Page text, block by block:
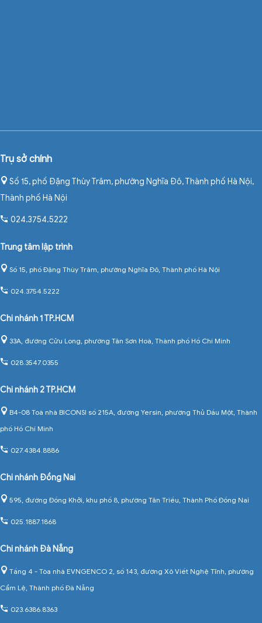
Trụ sở chính
Số 15, phố Đặng Thùy Trâm, phường Nghĩa Đô, Thành phố Hà Nội,
Thành phố Hà Nội
024.3754.5222
Trung tâm lập trình
Số 15, phố Đặng Thùy Trâm, phường Nghĩa Đô, Thành phố Hà Nội
024.3754.5222
Chi nhánh 1 TP.HCM
33A, đường Cửu Long, phường Tân Sơn Hoà, Thành phố Hồ Chí Minh
028.3547.0355
Chi nhánh 2 TP.HCM
B4-08 Toà nhà BICONSI số 215A, đường Yersin, phường Thủ Dầu Một, Thành
phố Hồ Chí Minh
027.4384.8886
Chi nhánh Đồng Nai
595, đường Đồng Khởi, khu phố 8, phường Tân Triều, Thành Phố Đồng Nai
025.1887.1868
Chi nhánh Đà Nẵng
Tầng 4 - Tòa nhà EVNGENCO 2, số 143, đường Xô Viết Nghệ Tĩnh, phường
Cẩm Lệ, Thành phố Đà Nẵng
023.6386.8363